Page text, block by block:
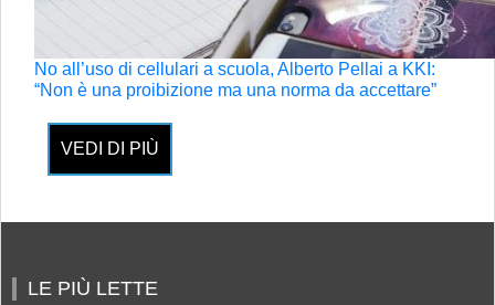
No all’uso di cellulari a scuola, Alberto Pellai a KKI:
“Non è una proibizione ma una norma da accettare”
VEDI DI PIÙ
LE PIÙ LETTE